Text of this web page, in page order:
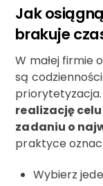
Jak
brakuje
W małej firmie
są
priorytetyzacja.
realizację
zadaniu o
praktyce
Wybierz